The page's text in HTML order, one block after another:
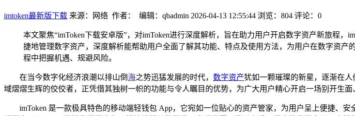
imtoken最新版下载 来源：网络 作者： 编辑：qbadmin 2026-04-13 12:55:44 浏览：804 评论：0
本文聚焦“imToken下载安卓版”，对imToken进行深度解析，旨在助力用户开启数字资产新旅程
捷地管理数字资产，深度解析能帮助用户全面了解其功能、特点及使用方法，为用户在数字资
程中把握机遇、规避风险。
在当今数字化经济浪潮以排山倒 海之势迅猛发展的时代， 数字资产犹如一颗璀璨的新星，逐渐在
域熠熠生辉的佼佼者，正凭借其独树一帜的功能与令人瞩目的优势，为广大用户精心开启一场别开生面
imToken 是一款极具特色的移动端轻钱包 App，它宛如一位贴心的资产管家，为用户呈上便捷、